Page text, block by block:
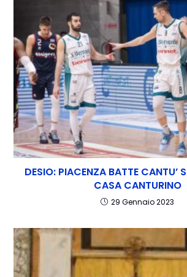
DESIO: PIACENZA BATTE CANTU’
CASA CANTURINO
29 Gennaio 2023